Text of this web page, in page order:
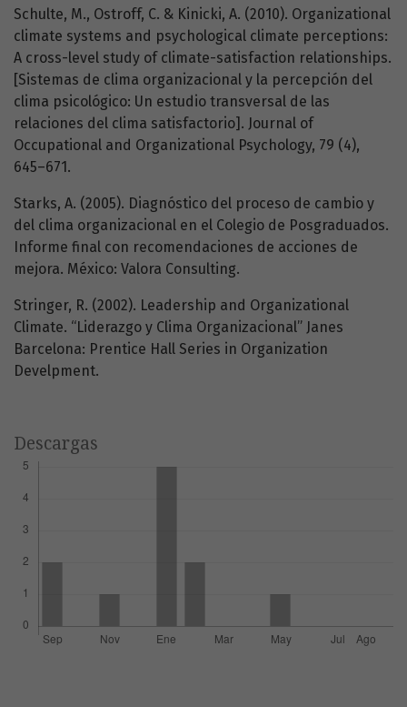
Schulte, M., Ostroff, C. & Kinicki, A. (2010). Organizational
climate systems and psychological climate perceptions:
A cross-level study of climate-satisfaction relationships.
[Sistemas de clima organizacional y la percepción del
clima psicológico: Un estudio transversal de las
relaciones del clima satisfactorio]. Journal of
Occupational and Organizational Psychology, 79 (4),
645–671.
Starks, A. (2005). Diagnóstico del proceso de cambio y
del clima organizacional en el Colegio de Posgraduados.
Informe final con recomendaciones de acciones de
mejora. México: Valora Consulting.
Stringer, R. (2002). Leadership and Organizational
Climate. “Liderazgo y Clima Organizacional” Janes
Barcelona: Prentice Hall Series in Organization
Develpment.
Descargas